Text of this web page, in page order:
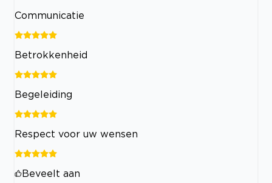
Communicatie
Betrokkenheid
Begeleiding
Respect voor uw wensen
Beveelt aan